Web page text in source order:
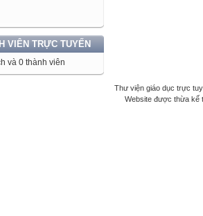
VIÊN TRỰC TUYẾN
và 0 thành viên
Thư viện giáo dục trực
Website được thừa kế